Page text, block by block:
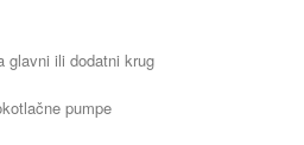
glavni ili dodatni krug
pumpe